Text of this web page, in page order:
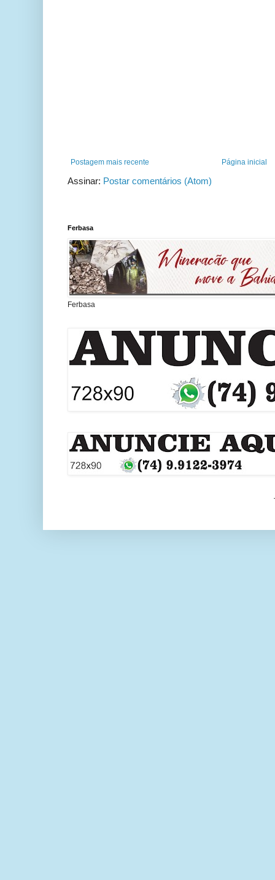
Postagem mais recente Página inicial
Assinar: Postar comentários (Atom)
Ferbasa
Ferbasa